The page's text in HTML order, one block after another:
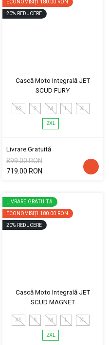
ECONOMISIȚI 180.00 RON
20% REDUCERE
Cască Moto Integrală JET
SCUD FURY
XS S M L XL
2XL
Livrare Gratuită
899.00 RON
719.00 RON
LIVRARE GRATUITĂ
ECONOMISIȚI 180.00 RON
20% REDUCERE
Cască Moto Integrală JET
SCUD MAGNET
XS S M L XL
2XL